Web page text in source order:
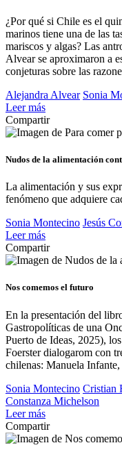
¿Por qué si Chile es el
marinos tiene una de las
mariscos y algas? Las
Alvear se aproximaron a
conjeturas sobre las
Alejandra Alvear Sonia
Leer más
Compartir
Nudos de la alimentación
La alimentación y sus
fenómeno que adquiere
Sonia Montecino Jesús
Leer más
Compartir
Nos comemos el futuro
En la presentación del
Gastropolíticas de una
Puerto de Ideas, 2025),
Foerster dialogarom con
chilenas: Manuela
Sonia Montecino Cristian
Constanza Michelson
Leer más
Compartir